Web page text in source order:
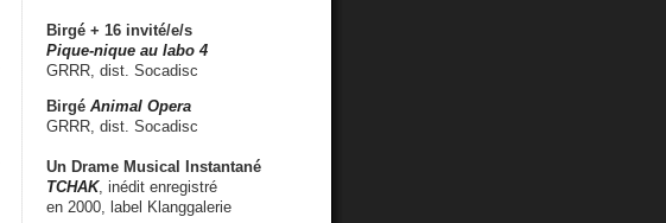
Birgé + 16 invité/e/s
Pique-nique au labo 4
GRRR, dist. Socadisc
Birgé Animal Opera
GRRR, dist. Socadisc
Un Drame Musical Instantané
TCHAK, inédit enregistré
en 2000, label Klanggalerie